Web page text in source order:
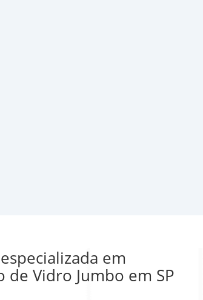
em
de Vidro Jumbo em SP